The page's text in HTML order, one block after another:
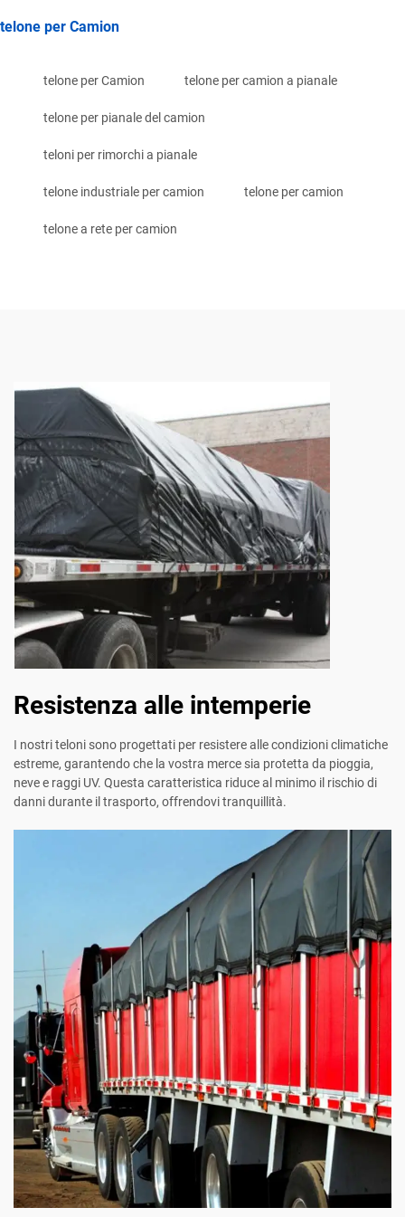
telone per Camion
telone per Camion telone per camion a pianale
telone per pianale del camion
teloni per rimorchi a pianale
telone industriale per camion telone per camion
telone a rete per camion
Resistenza alle intemperie
I nostri teloni sono progettati per resistere alle condizioni climatiche
estreme, garantendo che la vostra merce sia protetta da pioggia,
neve e raggi UV. Questa caratteristica riduce al minimo il rischio di
danni durante il trasporto, offrendovi tranquillità.